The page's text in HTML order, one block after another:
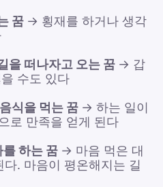
꿈 → 횡재를 하거나 생각
을 떠나자고 오는 꿈 → 갑
수도 있다
식을 먹는 꿈 → 하는 일이
로 만족을 얻게 된다
하는 꿈 → 마음 먹은 대
. 마음이 평온해지는 길